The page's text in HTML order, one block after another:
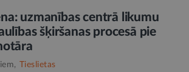
uzmanības centrā likumu
šķiršanas procesā pie
Tieslietas